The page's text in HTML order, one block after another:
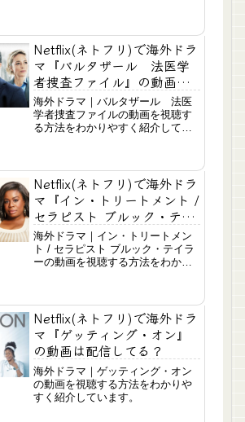
Netflix(ネトフリ)で海外ドラ
マ『バルタザール 法医学
者捜査ファイル』の動画は
配信してる？
海外ドラマ｜バルタザール 法医
学者捜査ファイルの動画を視聴す
る方法をわかりやすく紹介してい
Netflix(ネトフリ)で海外ドラ
マ『イン・トリートメント /
セラピスト ブルック・テイ
ラー』の動画は配信して
る？
海外ドラマ｜イン・トリートメン
ト / セラピスト ブルック・テイラ
ーの動画を視聴する方法をわかり
Netflix(ネトフリ)で海外ドラ
マ『ゲッティング・オン』
の動画は配信してる？
海外ドラマ｜ゲッティング・オン
の動画を視聴する方法をわかりや
すく紹介しています。